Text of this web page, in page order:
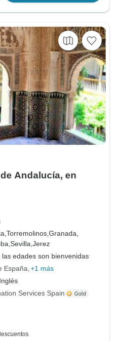
Andalucía, en
Torremolinos,Granada,
Sevilla,Jerez
las edades son bienvenidas
España +1 más
Services Spain